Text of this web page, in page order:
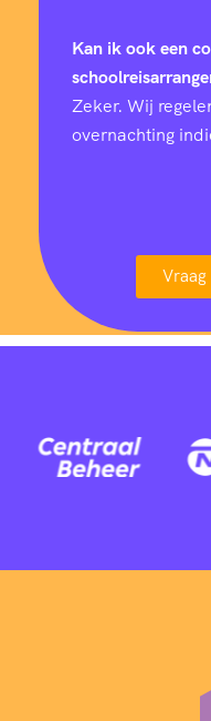
Kan ik ook een
Zeker. Wij
overnachting
Vraag